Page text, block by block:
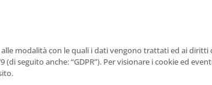
modalità con le quali i dati vengono trattati ed ai diritti
seguito anche: “GDPR”). Per visionare i cookie ed